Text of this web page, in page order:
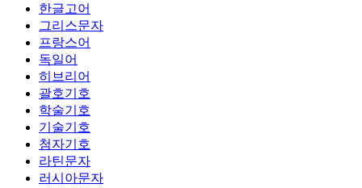
한글고어
그리스문자
프랑스어
독일어
히브리어
괄호기호
학술기호
기술기호
첨자기호
라틴문자
러시아문자